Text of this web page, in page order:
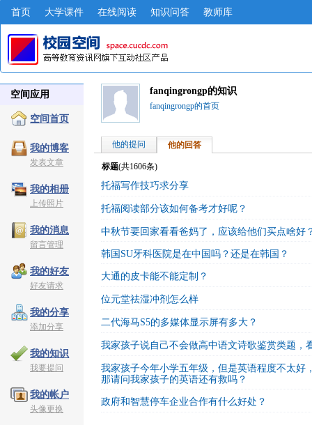
首页 大学课件 在线阅读 知识问答 教师库
空间应用
空间首页
我的博客
发表文章
我的相册
上传照片
我的消息
留言管理
我的好友
好友请求
我的分享
添加分享
我的知识
我要提问
我的帐户
头像更换
fanqingrongp的知识
fanqingrongp的首页
他的提问 他的回答
标题(共1606条)
托福写作技巧求分享
托福阅读部分该如何备考才好呢？
中秋节要回家看看爸妈了，应该给他们买点啥好
韩国SU牙科医院是在中国吗？还是在韩国？
大通的皮卡能不能定制？
位元堂祛湿冲剂怎么样
二代海马S5的多媒体显示屏有多大？
我家孩子说自己不会做高中语文诗歌鉴赏类题，
我家孩子今年小学五年级，但是英语程度不太好
那请问我家孩子的英语还有救吗？
政府和智慧停车企业合作有什么好处？